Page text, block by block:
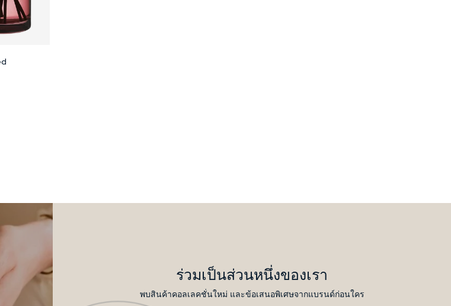
ร่วมเป็นส่วนหนึ่งของเรา
พบสินค้าคอลเลคชั่นใหม่ และข้อเสนอพิเศษจากแบรนด์ก่อนใคร